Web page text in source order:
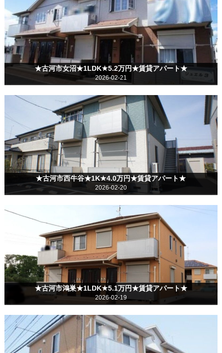
★古河市女沼★1LDK★5.2万円★賃貸アパート★
2026-02-21
★古河市西牛谷★1K★4.0万円★賃貸アパート★
2026-02-20
★古河市鴻巣★1LDK★5.1万円★賃貸アパート★
2026-02-19